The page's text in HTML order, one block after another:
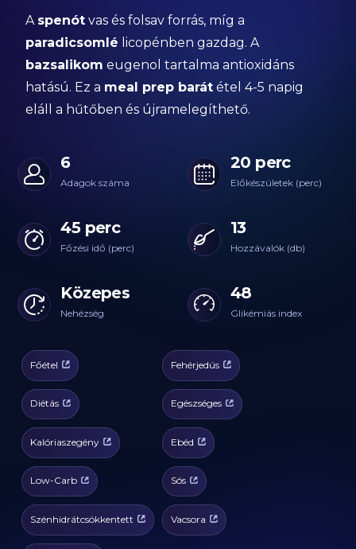
A spenót vas és folsav forrás, míg a
paradicsomlé licopénben gazdag. A
bazsalikom eugenol tartalma antioxidáns
hatású. Ez a meal prep barát étel 4-5 napig
eláll a hűtőben és újramelegíthető.
6
Adagok száma
20 perc
Előkészületek (perc)
45 perc
Főzési idő (perc)
13
Hozzávalók (db)
Közepes
Nehézség
48
Glikémiás index
Főétel Fehérjedús
Diétás Egészséges
Kalóriaszegény Ebéd
Low-Carb Sós
Szénhidrátcsökkentett Vacsora